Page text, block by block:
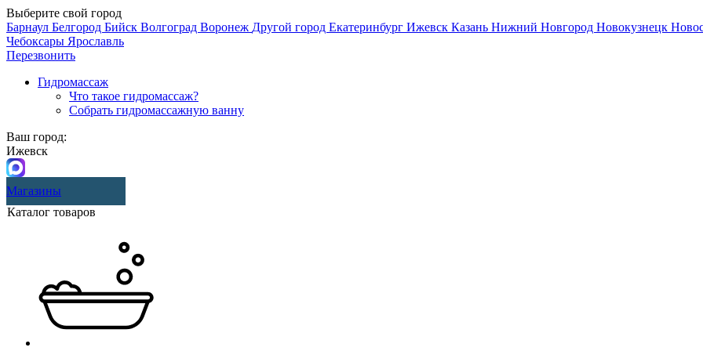
Выберите свой город
Барнаул Белгород Бийск Волгоград Воронеж Другой город Екатеринбург Ижевск Казань Нижний Новгород Новокузнецк
Чебоксары Ярославль
Перезвонить
Гидромассаж
Что такое гидромассаж?
Собрать гидромассажную ванну
Ваш город:
Ижевск
Магазины
Каталог товаров